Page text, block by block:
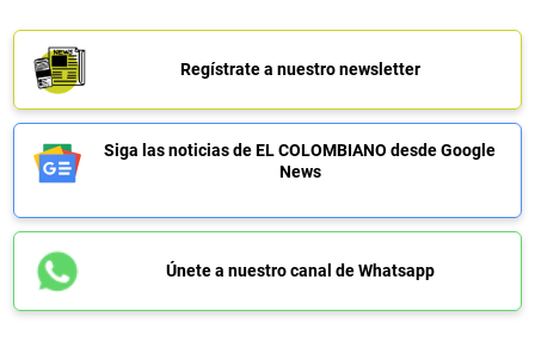
Regístrate a nuestro newsletter
Siga las noticias de EL COLOMBIANO desde Google
News
Únete a nuestro canal de Whatsapp